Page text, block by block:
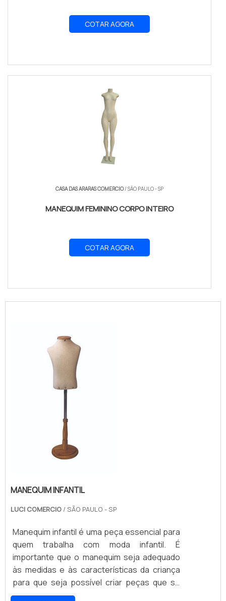
COTAR AGORA
CASA DAS ARARAS COMERCIO/ SÃO PAULO - SP
MANEQUIM FEMININO CORPO INTEIRO
COTAR AGORA
MANEQUIM INFANTIL
LUCI COMERCIO / SÃO PAULO - SP
Manequim infantil é uma peça essencial para
quem trabalha com moda infantil. É
importante que o manequim seja adequado
às medidas e às características da criança
para que seja possível criar peças que se
ajustem perfeitamente ao corpo dela. Por